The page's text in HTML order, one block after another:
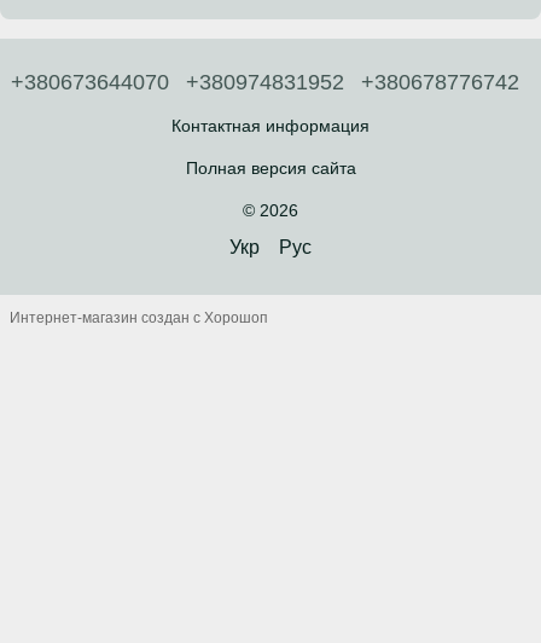
+380673644070 +380974831952 +380678776742
Контактная информация
Полная версия сайта
© 2026
Укр Рус
Интернет-магазин создан с Хорошоп